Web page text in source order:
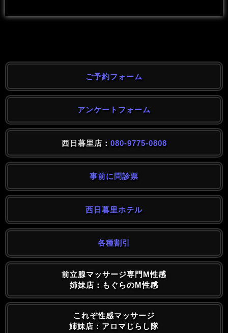
ご予約フォーム
アンケートフォーム
西日暮里店： 080-9775-0808
事前に問診票
西日暮里ホテル
各種割引
前立腺マッサージ専門M性感
姉妹店：もぐらのM性感
これぞ性感マッサージ
姉妹店：アロマじらし隊